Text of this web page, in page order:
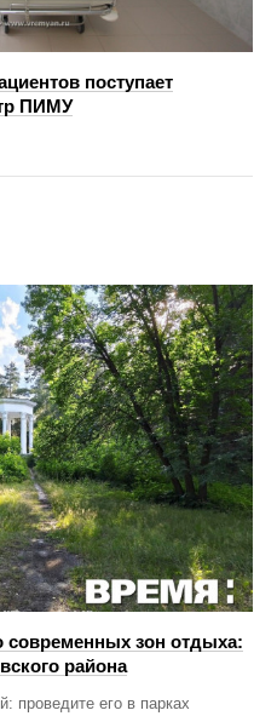
поступает
ПИМУ
современных зон отдыха:
района
проведите его в парках